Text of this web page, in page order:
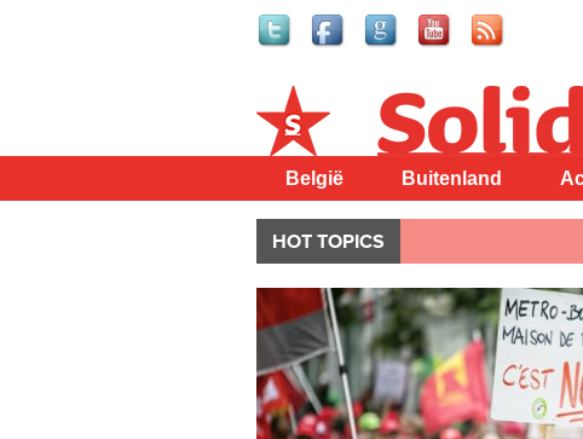
Solidair
België Buitenland
HOT TOPICS